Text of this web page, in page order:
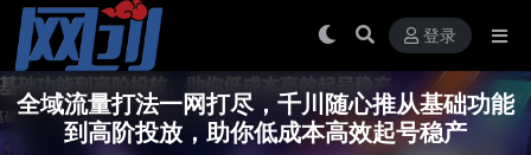
登录
全域流量打法一网打尽，千川随心推从基础功能
到高阶投放，助你低成本高效起号稳产